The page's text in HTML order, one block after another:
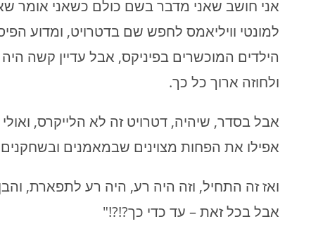
אני חושב שאני מדבר בשם כולם כשאני
למונטי וויליאמס לחפש שם בדטרויט, ומדוע
הילדים המוכשרים בפיניקס, אבל עדיין קשה
ולחוזה ארוך כל כך.
אבל בסדר, שיהיה, דטרויט זה לא הלייקרס,
אפילו את הפחות מצוינים שבמאמנים ובשחקנים
ואז זה התחיל, וזה היה רע, היה רע לתפארת,
אבל בכל זאת – עד כדי כך?!?!"